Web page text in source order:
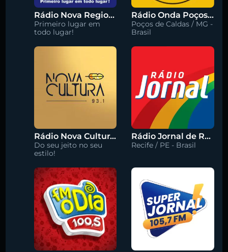
Rádio Nova Regional 91.5 FM
Primeiro lugar em
todo lugar!
Rádio Onda Poços 96.7 FM
Poços de Caldas / MG -
Brasil
Rádio Nova Cultura 93.1 FM
Do seu jeito no seu
estilo!
Rádio Jornal de Recife 90.3 FM
Recife / PE - Brasil